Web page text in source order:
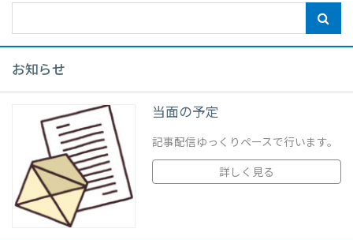
お知らせ
当面の予定
記事配信ゆっくりペースで行います。
詳しく見る